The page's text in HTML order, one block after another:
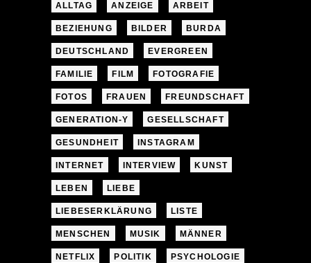
ALLTAG ANZEIGE ARBEIT
BEZIEHUNG BILDER BURDA
DEUTSCHLAND EVERGREEN
FAMILIE FILM FOTOGRAFIE
FOTOS FRAUEN FREUNDSCHAFT
GENERATION-Y GESELLSCHAFT
GESUNDHEIT INSTAGRAM
INTERNET INTERVIEW KUNST
LEBEN LIEBE
LIEBESERKLÄRUNG LISTE
MENSCHEN MUSIK MÄNNER
NETFLIX POLITIK PSYCHOLOGIE